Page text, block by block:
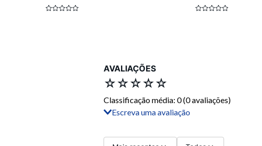
AVALIAÇÕES
☆☆☆☆☆
Classificação média: 0(0 avaliações)
Escreva uma avaliação
Título